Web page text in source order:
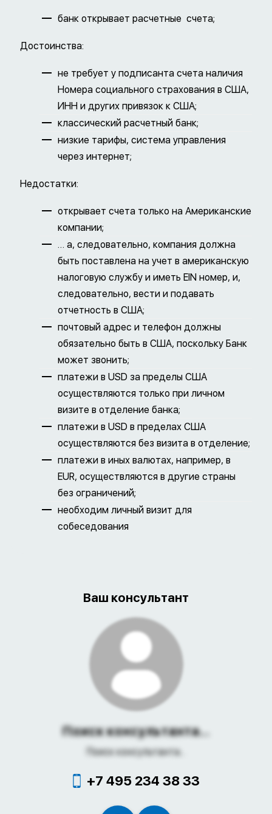
банк открывает расчетные счета;
Достоинства:
не требует у подписанта счета наличия
Номера социального страхования в США,
ИНН и других привязок к США;
классический расчетный банк;
низкие тарифы, система управления
через интернет;
Недостатки:
открывает счета только на Американские
компании;
… а, следовательно, компания должна
быть поставлена на учет в американскую
налоговую службу и иметь EIN номер, и,
следовательно, вести и подавать
отчетность в США;
почтовый адрес и телефон должны
обязательно быть в США, поскольку Банк
может звонить;
платежи в USD за пределы США
осуществляются только при личном
визите в отделение банка;
платежи в USD в пределах США
осуществляются без визита в отделение;
платежи в иных валютах, например, в
EUR, осуществляются в другие страны
без ограничений;
необходим личный визит для
собеседования
Ваш консультант
Поиск консультанта...
Поиск консультанта...
+7 495 234 38 33